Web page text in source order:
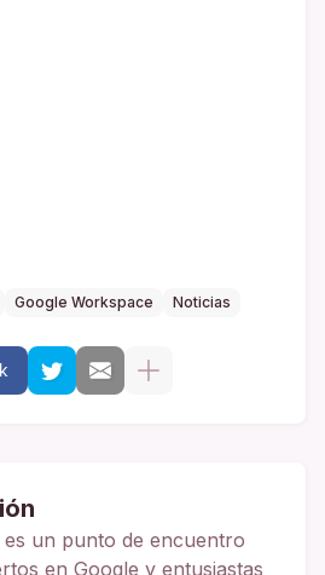
Google Workspace Noticias
un punto de encuentro
en Google y entusiastas